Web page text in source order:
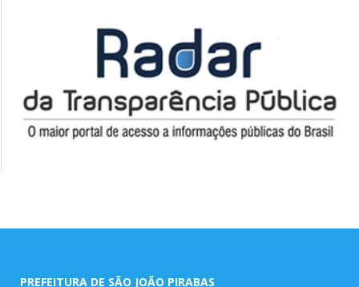
PREFEITURA DE SÃO JOÃO PIRABAS